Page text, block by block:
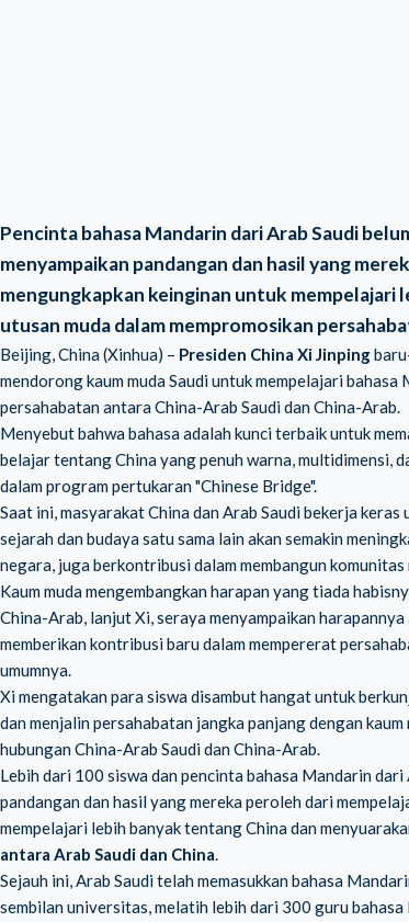
Pencinta bahasa Mandarin dari Arab Saudi
menyampaikan pandangan dan hasil yang
mengungkapkan keinginan untuk mempelajari
utusan muda dalam mempromosikan
Beijing, China (Xinhua) – Presiden China Xi Jinping
mendorong kaum muda Saudi untuk mempelajari
persahabatan antara China-Arab Saudi dan China-Arab.
Menyebut bahwa bahasa adalah kunci terbaik untuk
belajar tentang China yang penuh warna, multidimensi,
dalam program pertukaran "Chinese Bridge".
Saat ini, masyarakat China dan Arab Saudi bekerja
sejarah dan budaya satu sama lain akan semakin
negara, juga berkontribusi dalam membangun
Kaum muda mengembangkan harapan yang tiada
China-Arab, lanjut Xi, seraya menyampaikan
memberikan kontribusi baru dalam mempererat
umumnya.
Xi mengatakan para siswa disambut hangat untuk
dan menjalin persahabatan jangka panjang dengan
hubungan China-Arab Saudi dan China-Arab.
Lebih dari 100 siswa dan pencinta bahasa Mandarin
pandangan dan hasil yang mereka peroleh dari
mempelajari lebih banyak tentang China dan
antara Arab Saudi dan China.
Sejauh ini, Arab Saudi telah memasukkan bahasa
sembilan universitas, melatih lebih dari 300 guru